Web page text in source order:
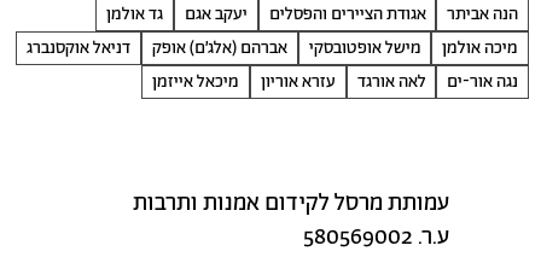
הנה אביתר
אגודת הציירים והפסלים יעקב אגם
גד אולמן
מיכה אולמן
מישל אופטובסקי אברהם (אלג׳ם) אופק
דניאל אוקסנברג
נגה אור-ים
לאה אורגד עזרא אוריון מיכאל אייזמן
עמותת מרסל לקידום אמנות ותרבות
ע.ר. 580569002